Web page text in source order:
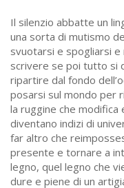
Il silenzio abbatte un
una sorta di mutismo
svuotarsi e spogliarsi
scrivere se poi tutto si
ripartire dal fondo
posarsi sul mondo per
la ruggine che
diventano indizi di
far altro che
presente e tornare a
legno, quel legno che
dure e piene di un